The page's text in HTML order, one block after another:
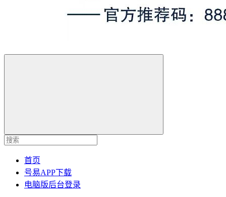
首页
号易APP下载
电脑版后台登录